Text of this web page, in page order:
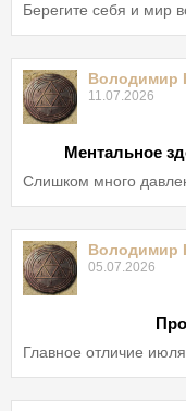
Берегите себя и мир
Володимир
11.07.2026
Ментальное
Слишком много
Володимир
05.07.2026
Главное отличие